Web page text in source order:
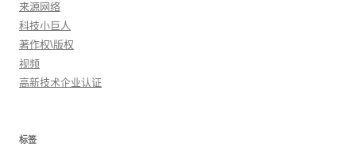
来源网络
科技小巨人
著作权\版权
视频
高新技术企业认证
标签